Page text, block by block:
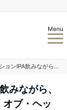
Menu
今宵はオリオンのセッションIPA飲みながら、カートコバーンのモンタージュ・オブ・ヘック。 #orion #ipa #indianpaleale #beer #okinawa #nirvana #kurtcobain #montageofheck #オリオンビール #琉球セッション #沖縄 #ニルバーナ #ニルヴァーナ #カートコバーン #カートコベイン
みながら、
ブ・ヘッ